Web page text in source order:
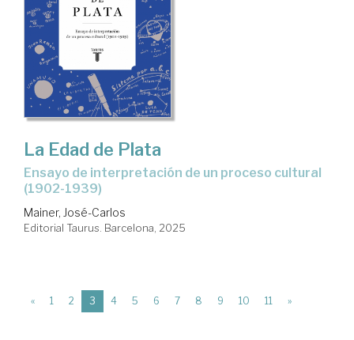
La Edad de Plata
Ensayo de interpretación de un proceso cultural
(1902-1939)
Mainer, José-Carlos
Editorial Taurus. Barcelona, 2025
« 1 2 3 (current)
4 5 6 7 8 9 10 11 »